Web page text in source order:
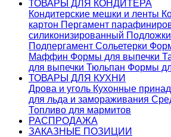
ТОВАРЫ ДЛЯ КОНДИТЕРА
Кондитерские мешки и ленты
картон Пергамент
силиконизированный
Подпергамент Сольетерки
Маффин Формы для выпечки
для выпечки Тюльпан Формы
ТОВАРЫ ДЛЯ КУХНИ
Дрова и уголь Кухонные
для льда и замораживания
Топливо для мармитов
РАСПРОДАЖА
ЗАКАЗНЫЕ ПОЗИЦИИ